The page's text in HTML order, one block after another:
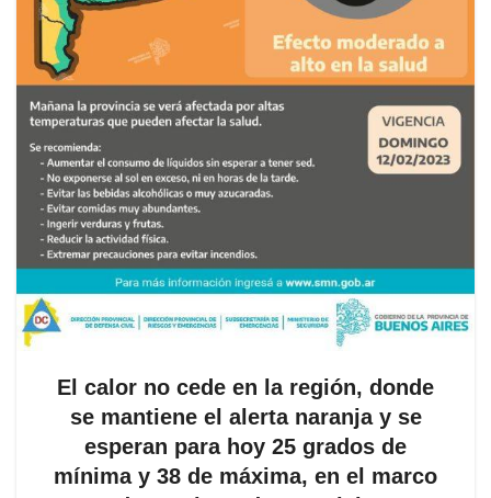
El calor no cede en la región, donde
se mantiene el alerta naranja y se
esperan para hoy 25 grados de
mínima y 38 de máxima, en el marco